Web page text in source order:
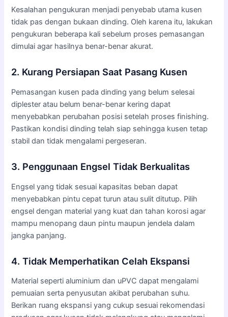
Kesalahan pengukuran menjadi penyebab utama kusen
tidak pas dengan bukaan dinding. Oleh karena itu, lakukan
pengukuran beberapa kali sebelum proses pemasangan
dimulai agar hasilnya benar-benar akurat.
2. Kurang Persiapan Saat Pasang Kusen
Pemasangan kusen pada dinding yang belum selesai
diplester atau belum benar-benar kering dapat
menyebabkan perubahan posisi setelah proses finishing.
Pastikan kondisi dinding telah siap sehingga kusen tetap
stabil dan tidak mengalami pergeseran.
3. Penggunaan Engsel Tidak Berkualitas
Engsel yang tidak sesuai kapasitas beban dapat
menyebabkan pintu cepat turun atau sulit ditutup. Pilih
engsel dengan material yang kuat dan tahan korosi agar
mampu menopang daun pintu maupun jendela dalam
jangka panjang.
4. Tidak Memperhatikan Celah Ekspansi
Material seperti aluminium dan uPVC dapat mengalami
pemuaian serta penyusutan akibat perubahan suhu.
Berikan ruang ekspansi yang cukup sesuai rekomendasi